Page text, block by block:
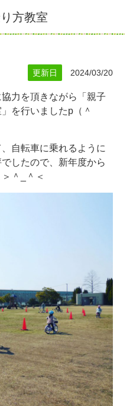
方教室
更新日 2024/03/20
力を頂きながら「親子
を行いましたp（＾
自転車に乗れるように
したので、新年度から
＾_＾＜